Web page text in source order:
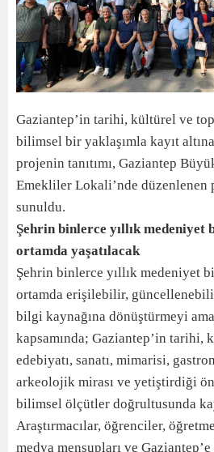
Gaziantep’in tarihi, kültürel ve
bilimsel bir yaklaşımla kayıt
projenin tanıtımı, Gaziantep
Emekliler Lokali’nde düzenlenen
sunuldu.
Şehrin binlerce yıllık
ortamda yaşatılacak
Şehrin binlerce yıllık medeniyet
ortamda erişilebilir,
bilgi kaynağına dönüştürmeyi
kapsamında; Gaziantep’in
edebiyatı, sanatı, mimarisi,
arkeolojik mirası ve yetiştirdiği
bilimsel ölçütler doğrultusunda
Araştırmacılar, öğrenciler,
medya mensupları ve